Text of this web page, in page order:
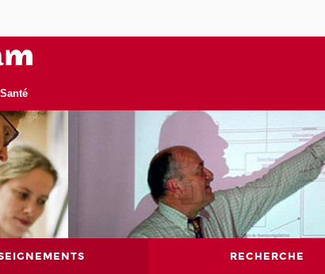
RECHERCHE